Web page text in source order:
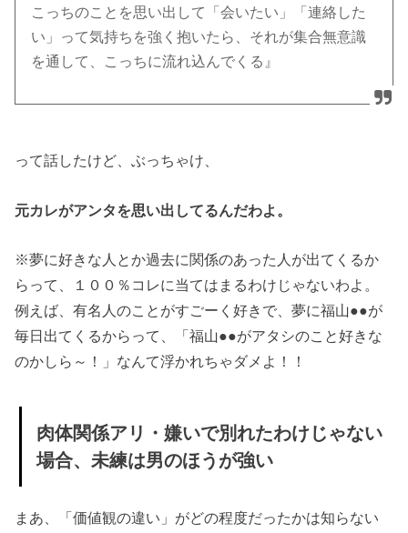
こっちのことを思い出して「会いたい」「連絡した
い」って気持ちを強く抱いたら、それが集合無意識
を通して、こっちに流れ込んでくる』
って話したけど、ぶっちゃけ、
元カレがアンタを思い出してるんだわよ。
※夢に好きな人とか過去に関係のあった人が出てくるか
らって、１００％コレに当てはまるわけじゃないわよ。
例えば、有名人のことがすごーく好きで、夢に福山●●が
毎日出てくるからって、「福山●●がアタシのこと好きな
のかしら～！」なんて浮かれちゃダメよ！！
肉体関係アリ・嫌いで別れたわけじゃない
場合、未練は男のほうが強い
まあ、「価値観の違い」がどの程度だったかは知らない